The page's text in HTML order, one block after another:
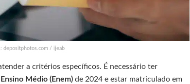
depositphotos.com / ijeab
a critérios específicos. É necessário ter
Médio (Enem) de 2024 e estar matriculado em